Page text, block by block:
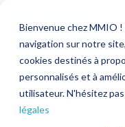
Bienvenue chez MMIO
navigation sur notre
cookies destinés à
personnalisés et à
utilisateur. N'hésitez
légales